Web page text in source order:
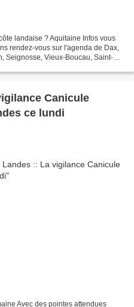
landaise ? Aquitaine Infos vous
rendez-vous sur l'agenda de Dax,
Seignosse, Vieux-Boucau, Saint-
Canicule
ce lundi
Avec des pointes attendues